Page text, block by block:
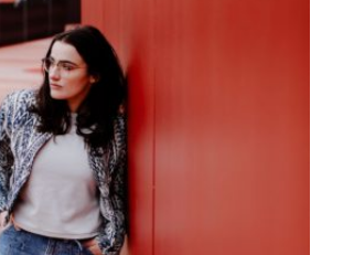
options
peuvent
être
la
page
du
produit